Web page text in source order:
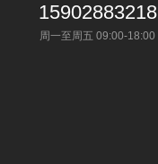
15902883218
周一至周五 09:00-18:00